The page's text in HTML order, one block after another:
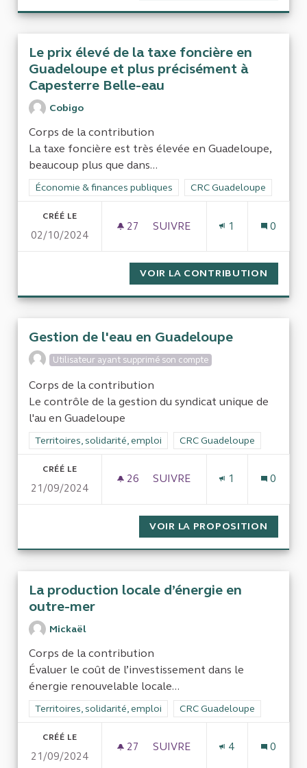
Le prix élevé de la taxe foncière en
Guadeloupe et plus précisément à
Capesterre Belle-eau
Cobigo
Corps de la contribution
La taxe foncière est très élevée en Guadeloupe,
beaucoup plus que dans...
Filtrer les résultats de la catégorie : Économie & finances
Économie & finances publiques Filtrer les résultats pour
CRC Guadeloupe
CRÉÉ LE
02/10/2024
27 27 ABONNÉS
SUIVRE
1 0
VOIR LA CONTRIBUTION
Gestion de l'eau en Guadeloupe
Utilisateur ayant supprimé son compte
Corps de la contribution
Le contrôle de la gestion du syndicat unique de
l'au en Guadeloupe
Filtrer les résultats de la catégorie : Territoires, solidarité,
Territoires, solidarité, emploi Filtrer les résultats pour le
CRC Guadeloupe
CRÉÉ LE
21/09/2024
26 26 ABONNÉS
SUIVRE
1 0
VOIR LA PROPOSITION
La production locale d’énergie en
outre-mer
Mickaël
Corps de la contribution
Évaluer le coût de l’investissement dans le
énergie renouvelable locale...
Filtrer les résultats de la catégorie : Territoires, solidarité,
Territoires, solidarité, emploi Filtrer les résultats pour le
CRC Guadeloupe
CRÉÉ LE
21/09/2024
27 27 ABONNÉS
SUIVRE
4 0